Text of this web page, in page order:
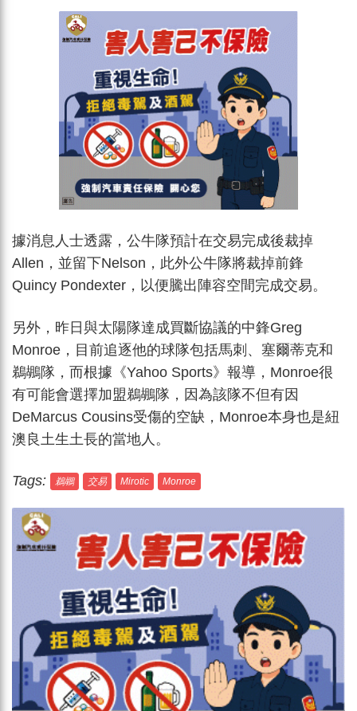
據消息人士透露，公牛隊預計在交易完成後裁掉
Allen，並留下Nelson，此外公牛隊將裁掉前鋒
Quincy Pondexter，以便騰出陣容空間完成交易。
另外，昨日與太陽隊達成買斷協議的中鋒Greg
Monroe，目前追逐他的球隊包括馬刺、塞爾蒂克和
鵜鶘隊，而根據《Yahoo Sports》報導，Monroe很
有可能會選擇加盟鵜鶘隊，因為該隊不但有因
DeMarcus Cousins受傷的空缺，Monroe本身也是紐
澳良土生土長的當地人。
Tags: 鵜鶘 交易 Mirotic Monroe